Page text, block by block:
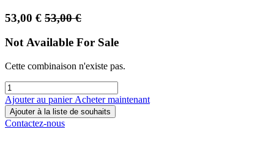
53,00 € 53,00€
Not Available For Sale
Cette combinaison n'existe pas.
Ajouter au panier Acheter maintenant
Ajouter à la liste de souhaits
Contactez-nous